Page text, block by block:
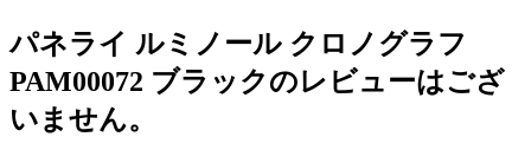
パネライ ルミノール クロノグラフ
PAM00072 ブラックのレビューはござ
いません。